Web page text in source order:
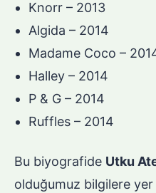
Knorr – 2013
Algida – 2014
Madame Coco –
Halley – 2014
P & G – 2014
Ruffles – 2014
Bu biyografide Utku
olduğumuz bilgilere